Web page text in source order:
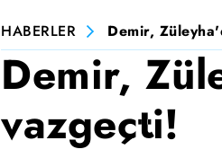
HABERLER Demir,
Demir,
vazgeçti!